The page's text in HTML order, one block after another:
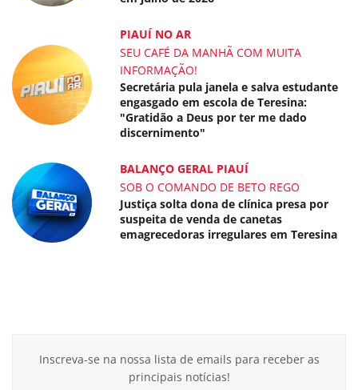
PIAUÍ NO AR
SEU CAFÉ DA MANHÃ COM MUITA
INFORMAÇÃO!
Secretária pula janela e salva estudante
engasgado em escola de Teresina:
"Gratidão a Deus por ter me dado
discernimento"
BALANÇO GERAL PIAUÍ
SOB O COMANDO DE BETO REGO
Justiça solta dona de clínica presa por
suspeita de venda de canetas
emagrecedoras irregulares em Teresina
Inscreva-se na nossa lista de emails para receber as
principais notícias!